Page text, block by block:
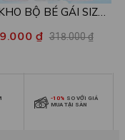
BỘ BÉ GÁI SIZE
Quần áo bé gái từ 26-
₫ 318.000 ₫
-10% SO VỚI GIÁ
MUA TẠI SÀN